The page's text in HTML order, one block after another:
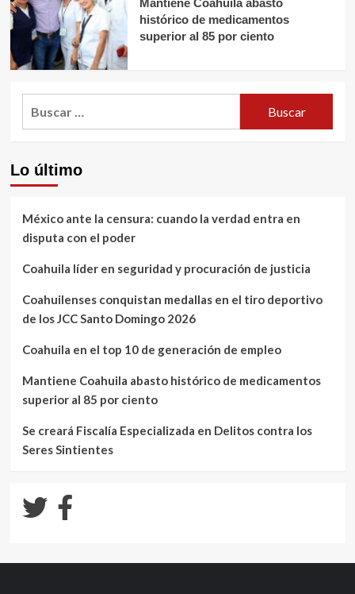
Mantiene Coahuila abasto
histórico de medicamentos
superior al 85 por ciento
Lo último
México ante la censura: cuando la verdad entra en
disputa con el poder
Coahuila líder en seguridad y procuración de justicia
Coahuilenses conquistan medallas en el tiro deportivo
de los JCC Santo Domingo 2026
Coahuila en el top 10 de generación de empleo
Mantiene Coahuila abasto histórico de medicamentos
superior al 85 por ciento
Se creará Fiscalía Especializada en Delitos contra los
Seres Sintientes